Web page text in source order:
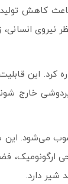
کاهش
نیروی
کرد. این
خارج
می‌شود.
شیر دارد.